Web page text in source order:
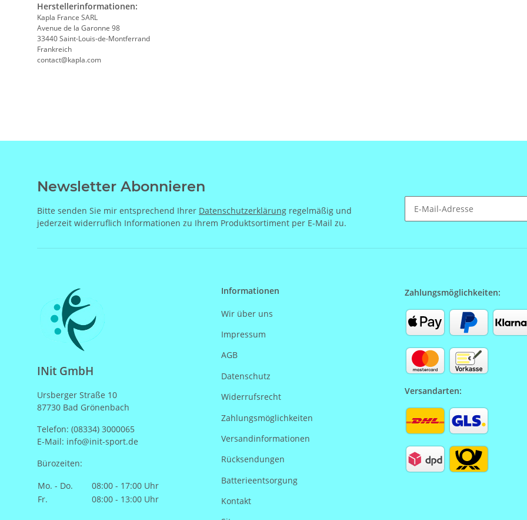
Herstellerinformationen:
Kapla France SARL
Avenue de la Garonne 98
33440 Saint-Louis-de-Montferrand
Frankreich
contact@kapla.com
Newsletter Abonnieren
Bitte senden Sie mir entsprechend Ihrer Datenschutzerklärung regelmäßig und
jederzeit widerruflich Informationen zu Ihrem Produktsortiment per E-Mail zu.
INit GmbH
Ursberger Straße 10
87730 Bad Grönenbach
Telefon: (08334) 3000065
E-Mail: info@init-sport.de
Bürozeiten:
Mo. - Do.
08:00 - 17:00 Uhr
Fr.
08:00 - 13:00 Uhr
Informationen
Wir über uns
Impressum
AGB
Datenschutz
Widerrufsrecht
Zahlungsmöglichkeiten
Versandinformationen
Rücksendungen
Batterieentsorgung
Kontakt
Zahlungsmöglichkeiten:
Versandarten: